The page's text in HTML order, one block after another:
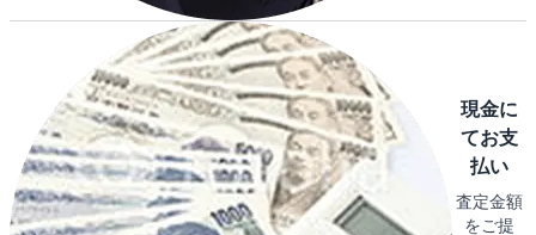
現金に
てお支
払い
査定金額
をご提